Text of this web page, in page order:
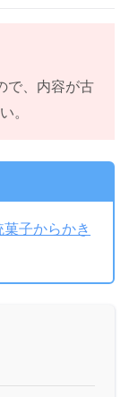
で、内容が古
。
子からかき